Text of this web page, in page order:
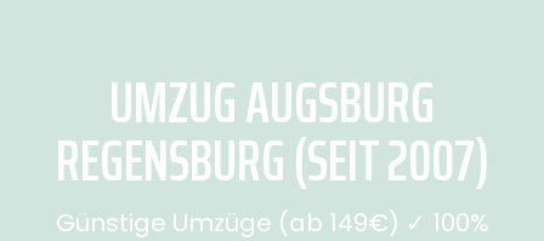
UMZUG AUGSBURG
REGENSBURG (SEIT 2007)
Günstige Umzüge (ab 149€) ✓ 100%